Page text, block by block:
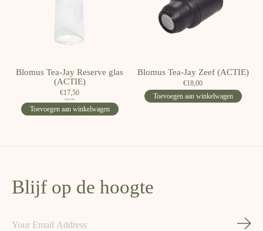
Blomus Tea-Jay Reserve glas
(ACTIE)
€17,50
€25,00
Toevoegen aan winkelwagen
Blomus Tea-Jay Zeef (ACTIE)
€18,00
Toevoegen aan winkelwagen
Blijf op de hoogte